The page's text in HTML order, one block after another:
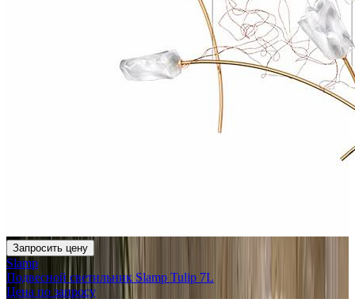
Запросить цену
Slamp
Подвесной светильник Slamp Tulip 7L
Цена по запросу